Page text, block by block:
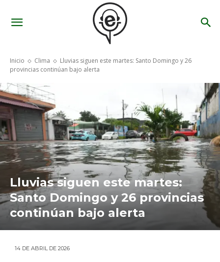
Inicio Clima
Lluvias siguen este martes: Santo Domingo y 26
provincias continúan bajo alerta
Lluvias siguen este martes:
Santo Domingo y 26 provincias
continúan bajo alerta
14 DE ABRIL DE 2026